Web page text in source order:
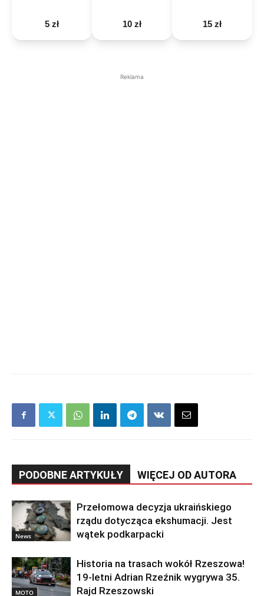
5 zł 10 zł 15 zł
Reklama
PODOBNE ARTYKUŁY WIĘCEJ OD AUTORA
News
Przełomowa decyzja ukraińskiego
rządu dotycząca ekshumacji. Jest
wątek podkarpacki
MOTO
Historia na trasach wokół Rzeszowa!
19-letni Adrian Rzeźnik wygrywa 35.
Rajd Rzeszowski